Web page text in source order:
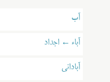
آب
آباء ← اجداد
آبادانی